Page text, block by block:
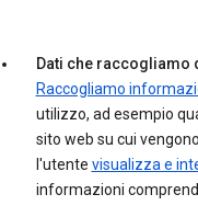
Dati che raccogliamo
Raccogliamo
utilizzo, ad esempio
sito web su cui
l'utente visualizza e
informazioni